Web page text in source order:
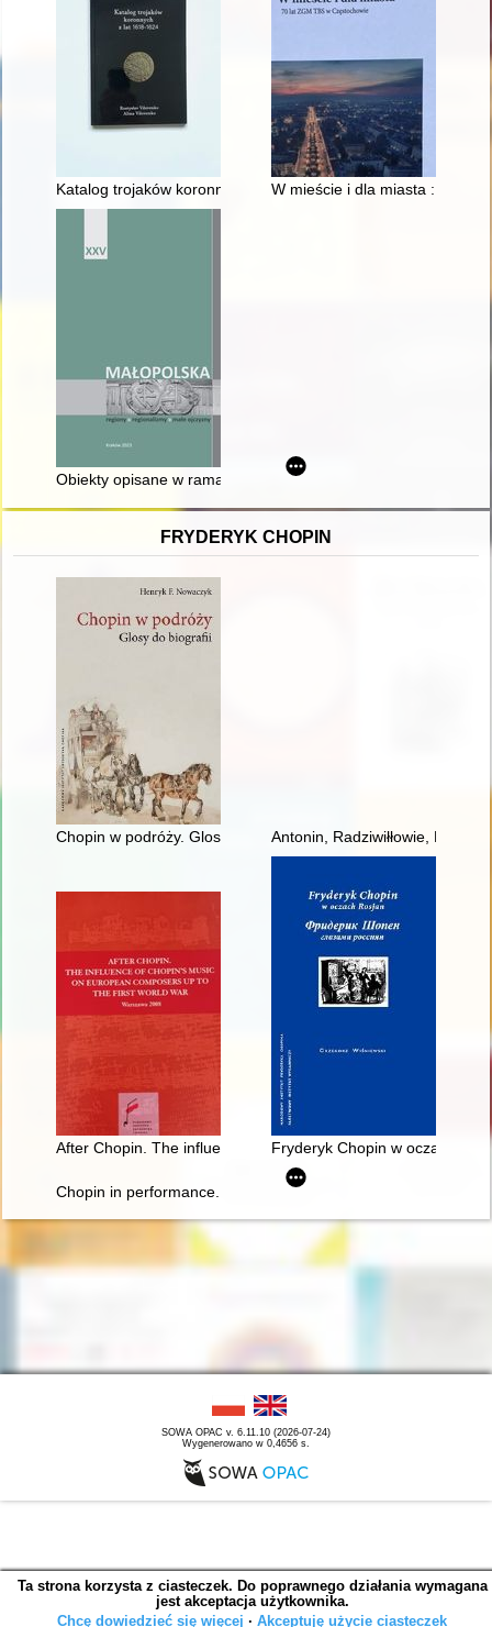
Katalog trojaków koronnych z lat 1618-1624W mieście i dla miasta : 70 lat
Obiekty opisane w ramach projektu "Zabytki regionu w
FRYDERYK CHOPIN
Chopin w podróży. Glosy do biografiiAntonin, Radziwiłłowie,
After Chopin. The influence of Chopin's music on European
Fryderyk Chopin w oczach
Chopin in performance. History, theory, practice
SOWA OPAC v. 6.11.10 (2026-07-24)
Wygenerowano w 0,4656 s.
Ta strona korzysta z ciasteczek. Do poprawnego działania wymagana
jest akceptacja użytkownika.
Chcę dowiedzieć się więcej ∙ Akceptuję użycie ciasteczek